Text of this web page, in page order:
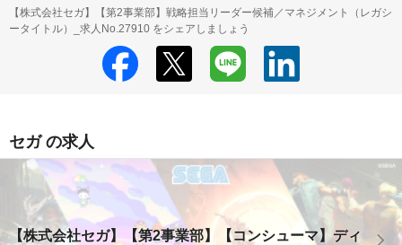
【株式会社セガ】【第2事業部】戦略担当リーダー候補／マネジメント（レガシ
ータイトル）_求人No.27910 をシェアしましょう
セガ の求人
【株式会社セガ】【第2事業部】【コンシューマ】ディ